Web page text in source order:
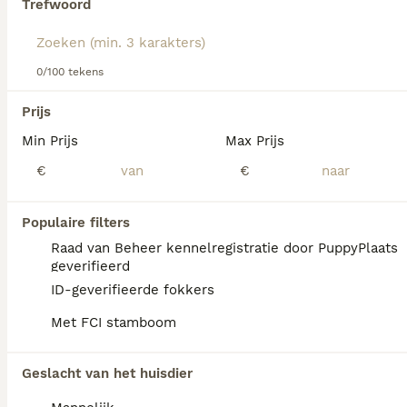
Trefwoord
0/100 tekens
Prijs
Min Prijs
€
Max Prijs
€
Populaire filters
Raad van Beheer kennelregistratie door PuppyPlaats
geverifieerd
ID-geverifieerde fokkers
Met FCI stamboom
Geslacht van het huisdier
informatie over dit hondenras.
We hebben 0 Portugese Waterhond Honden
Als je toekomstige resultaten wil zien voor deze
exacte zoekopdracht, sla dan je zoekopdracht op en
vind jouw perfecte hond:
Zoekopdracht bewaren
FAQ's
Wat zijn de nadelen van een
Portugese Waterhond?
Portugese Waterhonden kunnen